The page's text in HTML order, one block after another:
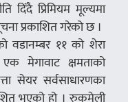
प्रिमियम मूल्यमा
प्रकाशित गरेको छ ।
वडानम्बर ११ को शेरा
मेगावाट क्षमताको
सेयर सर्वसाधारणका